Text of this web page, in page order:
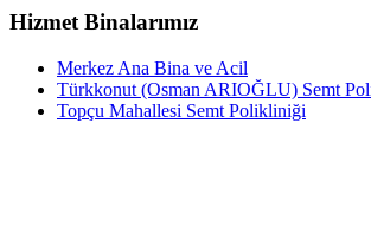
Hizmet Binalarımız
Merkez Ana Bina ve Acil
Türkkonut (Osman ARIOĞLU) Semt
Topçu Mahallesi Semt Polikliniği